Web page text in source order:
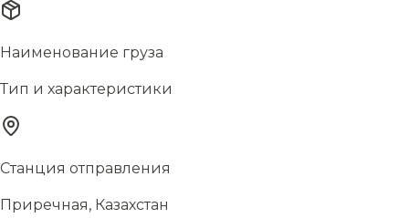
Наименование груза
Тип и характеристики
Станция отправления
Приречная, Казахстан